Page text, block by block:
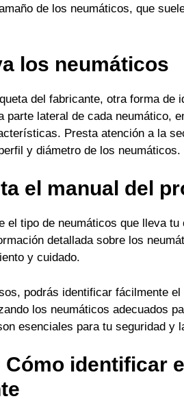
de los neumáticos, que
los neumáticos
del fabricante, otra forma
parte lateral de cada neumático,
Presta atención a la
y diámetro de los neumáticos.
el manual del
el tipo de neumáticos que lleva
detallada sobre los
y cuidado.
podrás identificar fácilmente
los neumáticos adecuados
esenciales para tu seguridad y
identificar